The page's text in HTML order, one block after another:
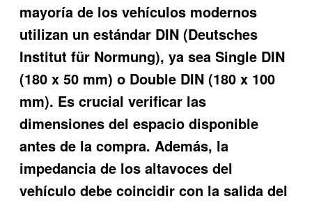
mayoría de los vehículos modernos
utilizan un estándar DIN (Deutsches
Institut für Normung), ya sea Single DIN
(180 x 50 mm) o Double DIN (180 x 100
mm). Es crucial verificar las
dimensiones del espacio disponible
antes de la compra. Además, la
impedancia de los altavoces del
vehículo debe coincidir con la salida del